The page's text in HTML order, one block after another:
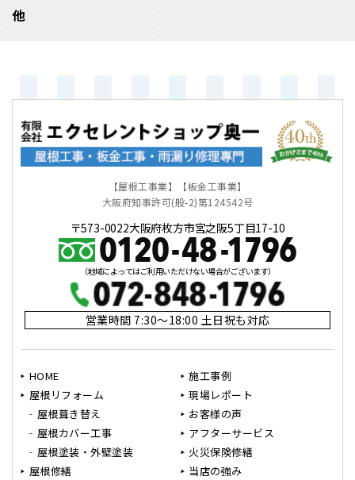
他
【屋根工事業】【板金工事業】
大阪府知事許可(般-2)第124542号
〒573-0022大阪府枚方市宮之阪5丁目17-10
（地域によってはご利用いただけない場合がございます）
営業時間 7:30～18:00 土日祝も対応
HOME
屋根リフォーム
屋根葺き替え
屋根カバー工事
屋根塗装・外壁塗装
屋根修繕
施工事例
現場レポート
お客様の声
アフターサービス
火災保険修繕
当店の強み